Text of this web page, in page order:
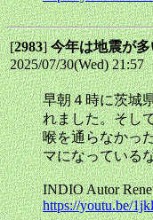
[2983]今年は地震が
2025/07/30(Wed) 21:57
早朝４時に茨城
れました。そし
喉を通らなかっ
マになっている
INDIO Autor Rene
https://youtu.be/